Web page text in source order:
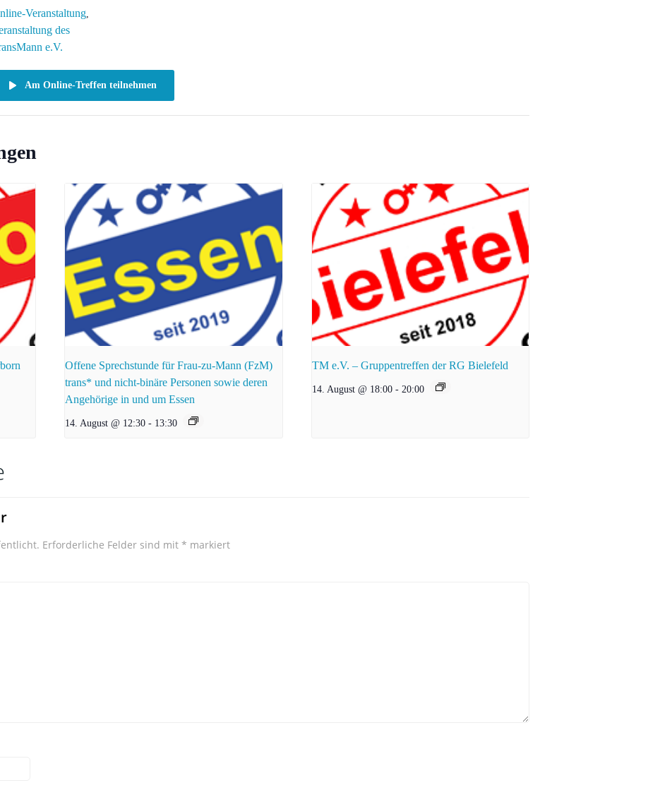
Veranstaltung,
des
e.V.
Am Online-Treffen teilnehmen
Offene Sprechstunde für Frau-zu-Mann (FzM)
trans* und nicht-binäre Personen sowie deren
Angehörige in und um Essen
14. August @ 12:30 - 13:30
TM e.V. – Gruppentreffen der RG Bielefeld
14. August @ 18:00 - 20:00
Erforderliche Felder sind mit * markiert